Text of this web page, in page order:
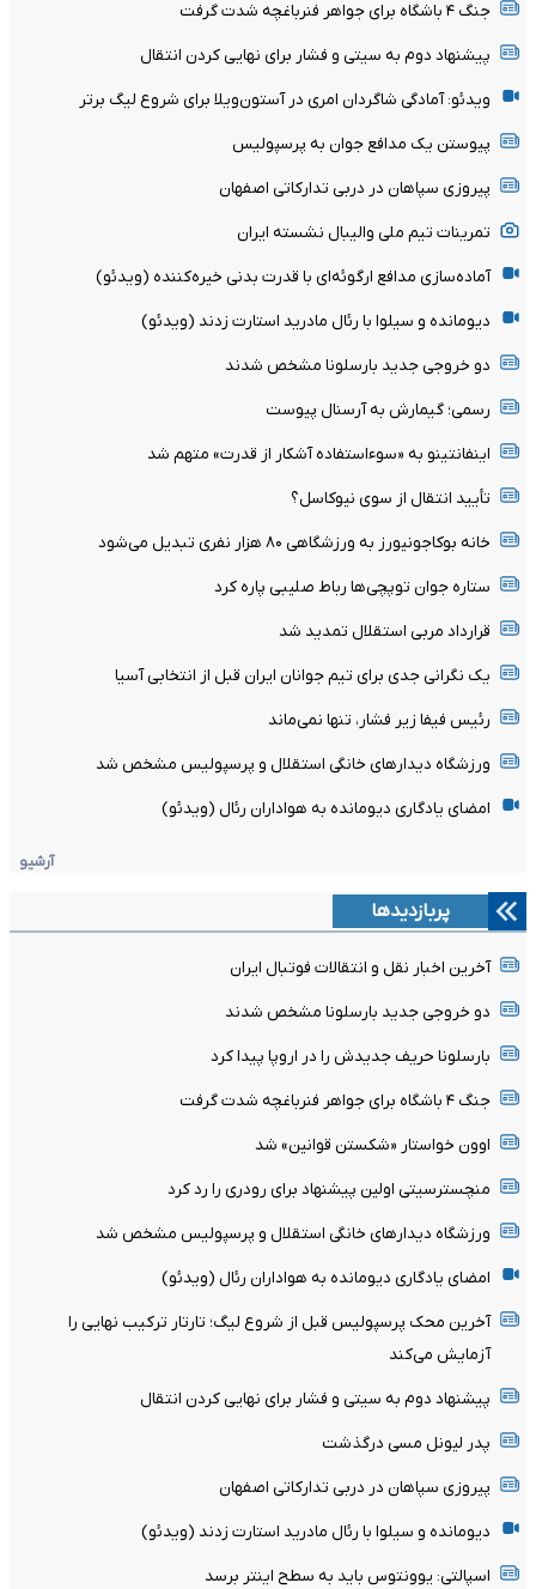
جنگ ۴ باشگاه برای جواهر فنرباغچه شدت گرفت
پیشنهاد دوم به سیتی و فشار برای نهایی کردن انتقال
ویدئو: آمادگی شاگردان امری در آستون‌ویلا برای شروع لیگ برتر
پیوستن یک مدافع جوان به پرسپولیس
پیروزی سپاهان در دربی تدارکاتی اصفهان
تمرینات تیم ملی والیبال نشسته ایران
آماده‌سازی مدافع ارگوئه‌ای با قدرت بدنی خیره‌کننده (ویدئو)
دیومانده و سیلوا با رئال مادرید استارت زدند (ویدئو)
دو خروجی جدید بارسلونا مشخص شدند
رسمی؛ گیمارش به آرسنال پیوست
اینفانتینو به «سوءاستفاده آشکار از قدرت» متهم شد
تأیید انتقال از سوی نیوکاسل؟
خانه بوکاجونیورز به ورزشگاهی ۸۰ هزار نفری تبدیل می‌شود
ستاره جوان توپچی‌ها رباط صلیبی پاره کرد
قرارداد مربی استقلال تمدید شد
یک نگرانی جدی برای تیم جوانان ایران قبل از انتخابی آسیا
رئیس فیفا زیر فشار، تنها نمی‌ماند
ورزشگاه دیدارهای خانگی استقلال و پرسپولیس مشخص شد
امضای یادگاری دیومانده به هواداران رئال (ویدئو)
آرشیو
پربازدیدها
آخرین اخبار نقل و انتقالات فوتبال ایران
دو خروجی جدید بارسلونا مشخص شدند
بارسلونا حریف جدیدش را در اروپا پیدا کرد
جنگ ۴ باشگاه برای جواهر فنرباغچه شدت گرفت
اوون خواستار «شکستن قوانین» شد
منچسترسیتی اولین پیشنهاد برای رودری را رد کرد
ورزشگاه دیدارهای خانگی استقلال و پرسپولیس مشخص شد
امضای یادگاری دیومانده به هواداران رئال (ویدئو)
آخرین محک پرسپولیس قبل از شروع لیگ؛ تارتار ترکیب نهایی را
آزمایش می‌کند
پیشنهاد دوم به سیتی و فشار برای نهایی کردن انتقال
پدر لیونل مسی درگذشت
پیروزی سپاهان در دربی تدارکاتی اصفهان
دیومانده و سیلوا با رئال مادرید استارت زدند (ویدئو)
اسپالتی: یوونتوس باید به سطح اینتر برسد